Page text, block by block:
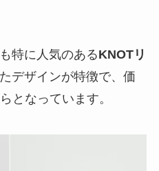
特に人気のあるKNOTリ
デザインが特徴で、価
となっています。